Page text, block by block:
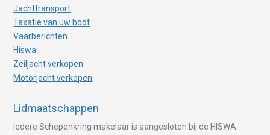
Jachttransport
Taxatie van uw boot
Vaarberichten
Hiswa
Zeiljacht verkopen
Motorjacht verkopen
Lidmaatschappen
Iedere Schepenkring makelaar is aangesloten bij de HISWA-